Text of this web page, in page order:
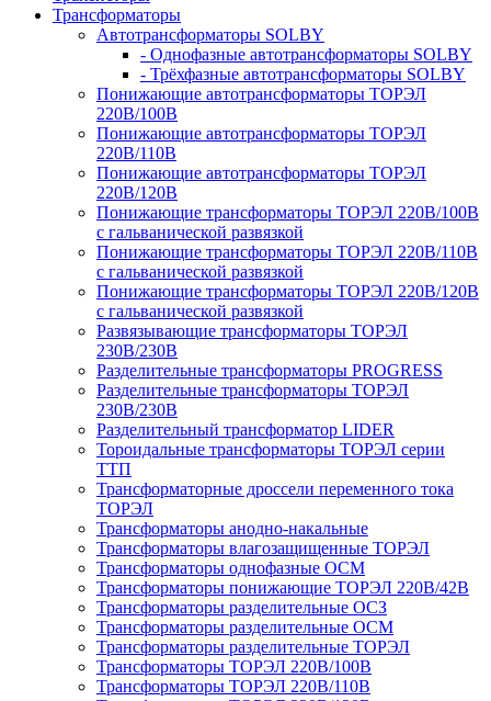
Трансформаторы
Автотрансформаторы SOLBY
- Однофазные автотрансформаторы SOLBY
- Трёхфазные автотрансформаторы SOLBY
Понижающие автотрансформаторы ТОРЭЛ
220В/100В
Понижающие автотрансформаторы ТОРЭЛ
220В/110В
Понижающие автотрансформаторы ТОРЭЛ
220В/120В
Понижающие трансформаторы ТОРЭЛ 220В/100В
с гальванической развязкой
Понижающие трансформаторы ТОРЭЛ 220В/110В
с гальванической развязкой
Понижающие трансформаторы ТОРЭЛ 220В/120В
с гальванической развязкой
Развязывающие трансформаторы ТОРЭЛ
230В/230В
Разделительные трансформаторы PROGRESS
Разделительные трансформаторы ТОРЭЛ
230В/230В
Разделительный трансформатор LIDER
Тороидальные трансформаторы ТОРЭЛ серии
ТТП
Трансформаторные дроссели переменного тока
ТОРЭЛ
Трансформаторы анодно-накальные
Трансформаторы влагозащищенные ТОРЭЛ
Трансформаторы однофазные ОСМ
Трансформаторы понижающие ТОРЭЛ 220В/42В
Трансформаторы разделительные ОСЗ
Трансформаторы разделительные ОСМ
Трансформаторы разделительные ТОРЭЛ
Трансформаторы ТОРЭЛ 220В/100В
Трансформаторы ТОРЭЛ 220В/110В